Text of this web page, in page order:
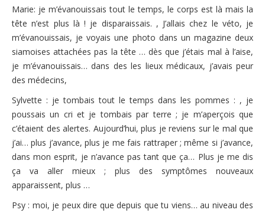
Marie: je m’évanouissais tout le temps, le corps est là mais la
tête n’est plus là ! je disparaissais. , J’allais chez le véto, je
m’évanouissais, je voyais une photo dans un magazine deux
siamoises attachées pas la tête … dès que j’étais mal à l’aise,
je m’évanouissais… dans des les lieux médicaux, j’avais peur
des médecins,
Sylvette : je tombais tout le temps dans les pommes : , je
poussais un cri et je tombais par terre ; je m’aperçois que
c’étaient des alertes. Aujourd’hui, plus je reviens sur le mal que
j’ai… plus j’avance, plus je me fais rattraper ; même si j’avance,
dans mon esprit, je n’avance pas tant que ça… Plus je me dis
ça va aller mieux ; plus des symptômes nouveaux
apparaissent, plus …
Psy : moi, je peux dire que depuis que tu viens… au niveau des